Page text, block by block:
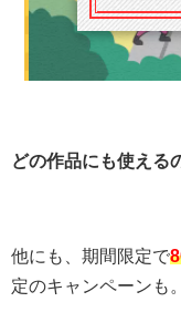
どの作品にも使える
他にも、期間限定で
定のキャンペーンも。